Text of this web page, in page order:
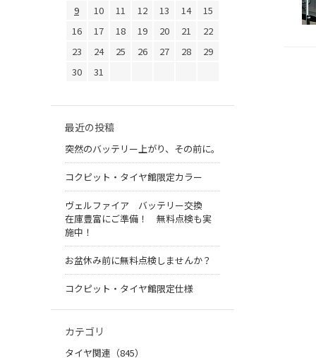
9
10 11 12 13 14
15
16
17 18 19 20 21
22
23
24 25 26 27 28
29
30
31
最近の投稿
突然のバッテリー上がり、その前に。
コクピット・タイヤ館限定カラー
ヴェルファイア バッテリー交換
在庫豊富にご準備！ 無料点検も実
施中！
お盆休み前に無料点検しませんか？
コクピット・タイヤ館限定仕様
カテゴリ
タイヤ関連（845）